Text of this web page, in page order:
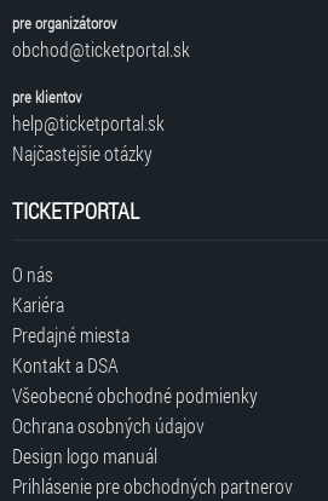
pre organizátorov
obchod@ticketportal.sk
pre klientov
help@ticketportal.sk
Najčastejšie otázky
TICKETPORTAL
O nás
Kariéra
Predajné miesta
Kontakt a DSA
Všeobecné obchodné podmienky
Ochrana osobných údajov
Design logo manuál
Prihlásenie pre obchodných partnerov